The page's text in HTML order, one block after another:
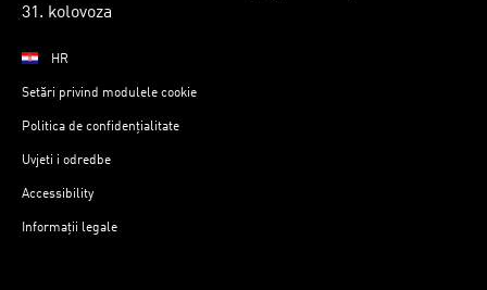
31. kolovoza
HR
Setări privind modulele cookie
Politica de confidențialitate
Uvjeti i odredbe
Accessibility
Informații legale